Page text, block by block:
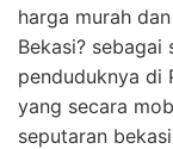
harga murah
Bekasi?
penduduknya di
yang secara
seputaran